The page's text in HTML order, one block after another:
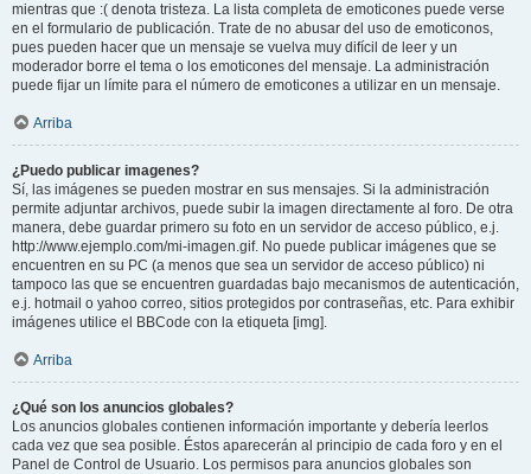
mientras que :( denota tristeza. La lista completa de emoticones puede verse
en el formulario de publicación. Trate de no abusar del uso de emoticonos,
pues pueden hacer que un mensaje se vuelva muy difícil de leer y un
moderador borre el tema o los emoticones del mensaje. La administración
puede fijar un límite para el número de emoticones a utilizar en un mensaje.
Arriba
¿Puedo publicar imagenes?
Sí, las imágenes se pueden mostrar en sus mensajes. Si la administración
permite adjuntar archivos, puede subir la imagen directamente al foro. De otra
manera, debe guardar primero su foto en un servidor de acceso público, e.j.
http://www.ejemplo.com/mi-imagen.gif. No puede publicar imágenes que se
encuentren en su PC (a menos que sea un servidor de acceso público) ni
tampoco las que se encuentren guardadas bajo mecanismos de autenticación,
e.j. hotmail o yahoo correo, sitios protegidos por contraseñas, etc. Para exhibir
imágenes utilice el BBCode con la etiqueta [img].
Arriba
¿Qué son los anuncios globales?
Los anuncios globales contienen información importante y debería leerlos
cada vez que sea posible. Éstos aparecerán al principio de cada foro y en el
Panel de Control de Usuario. Los permisos para anuncios globales son